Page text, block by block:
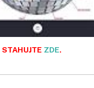
ZDE.